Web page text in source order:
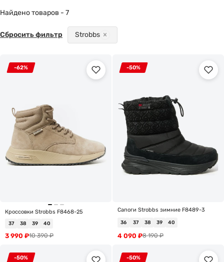
Найдено товаров - 7
Strobbs
Сбросить фильтр
-62%
Кроссовки Strobbs F8468-25
37 38 39 40
10 390₽
3 990 ₽
-50%
Сапоги Strobbs зимние F8489-3
36 37 38 39 40
8 190₽
4 090 ₽
-50% -50%